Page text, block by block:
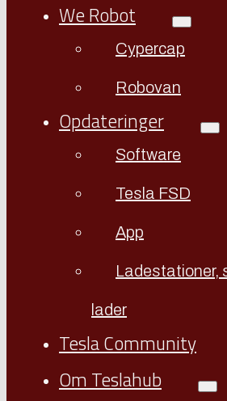
We Robot
Cypercap
Robovan
Opdateringer
Software
Tesla FSD
App
Ladestationer,
lader
Tesla Community
Om Teslahub